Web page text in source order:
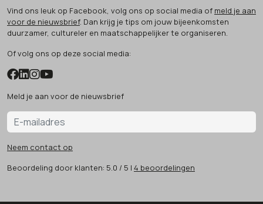
Vind ons leuk op Facebook, volg ons op social media of meld je aan
voor de nieuwsbrief. Dan krijg je tips om jouw bijeenkomsten
duurzamer, cultureler en maatschappelijker te organiseren.
Of volg ons op deze social media:
Meld je aan voor de nieuwsbrief
Neem contact op
Beoordeling door klanten: 5.0 / 5 | 4 beoordelingen